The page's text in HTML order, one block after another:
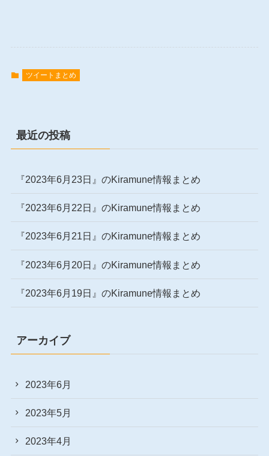
ツイートまとめ
最近の投稿
『2023年6月23日』のKiramune情報まとめ
『2023年6月22日』のKiramune情報まとめ
『2023年6月21日』のKiramune情報まとめ
『2023年6月20日』のKiramune情報まとめ
『2023年6月19日』のKiramune情報まとめ
アーカイブ
2023年6月
2023年5月
2023年4月